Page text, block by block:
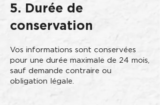
5. Durée de
conservation
Vos informations sont conservées
pour une durée maximale de 24 mois,
sauf demande contraire ou
obligation légale.